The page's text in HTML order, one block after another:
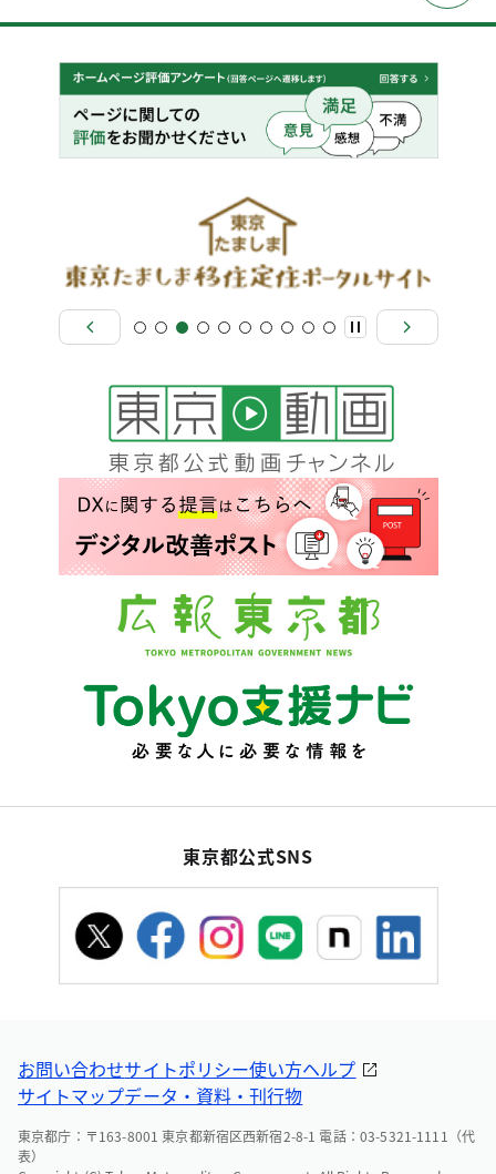
東京都公式SNS
お問い合わせサイトポリシー使い方ヘルプ
サイトマップデータ・資料・刊行物
東京都庁：〒163-8001 東京都新宿区西新宿2-8-1 電話：03-5321-1111（代
表）